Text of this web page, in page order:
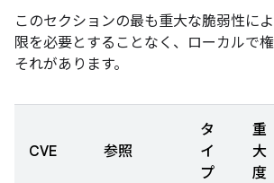
このセクションの最も重大な脆弱性に
限を必要とすることなく、ローカルで
それがあります。
CVE 参照
タ
イ
プ
重
大
度